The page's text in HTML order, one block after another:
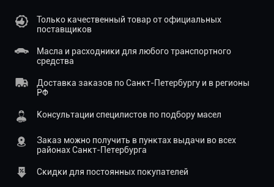
Только качественный товар от официальных
поставщиков
Масла и расходники для любого транспортного
средства
Доставка заказов по Санкт-Петербургу и в регионы
РФ
Консультации специлистов по подбору масел
Заказ можно получить в пунктах выдачи во всех
районах Санкт-Петербурга
Скидки для постоянных покупателей